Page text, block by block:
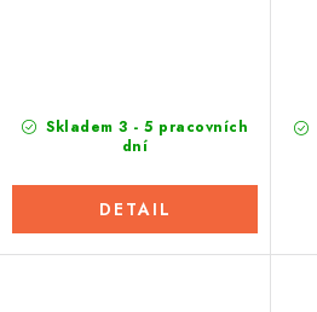
Skladem 3 - 5 pracovních
dní
DETAIL